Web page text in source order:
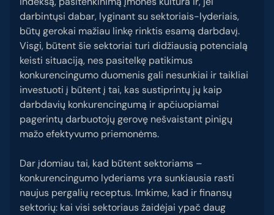
darbintųsi dabar, lyginant su sektoriais-lyderiais,
būtų gerokai mažiau linkę rinktis esamą darbdavį.
Visgi, būtent šie sektoriai turi didžiausią potencialą
keisti situaciją, nes pasitelkę patikimus
konkurencingumo duomenis gali nesunkiai ir taikliai
investuoti į būtent į tai, kas sustiprintų jų kaip
darbdavių konkurencingumą ir apčiuopiamai
pagerintų darbuotojų gerovę nešvaistant pinigų
mažo efektyvumo priemonėms.
Dar įdomiau tai, kad būtent sektoriams –
konkurencingumo lyderiams yra sunkiausia rasti
naujus pergalių receptus. Imkime, kad ir finansų
sektorių: kai visi sektoriaus žaidėjai ypač daug